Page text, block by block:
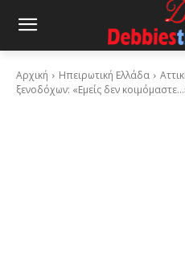
Αρχική Ηπειρωτική Ελλάδα
ξενοδόχων: «Εμείς δεν